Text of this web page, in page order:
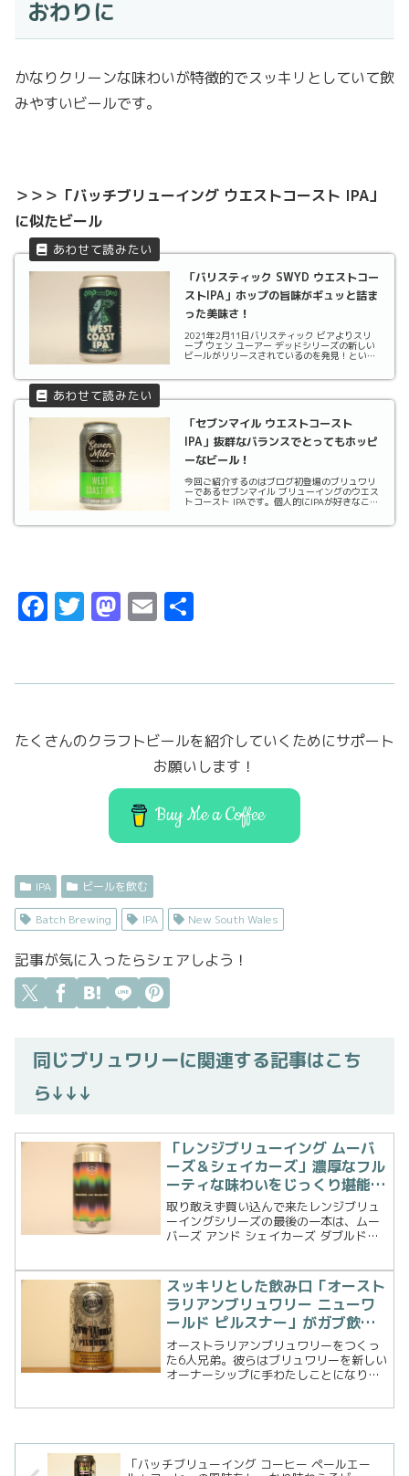
おわりに
かなりクリーンな味わいが特徴的でスッキリとしていて飲
みやすいビールです。
＞＞＞「バッチブリューイング ウエストコースト IPA」
に似たビール
「バリスティック SWYD ウエストコー
ストIPA」ホップの旨味がギュッと詰ま
った美味さ！
2021年2月11日バリスティック ビアよりスリ
ープ ウェン ユーアー デッドシリーズの新しい
ビールがリリースされているのを発見！という
「セブンマイル ウエストコースト
IPA」抜群なバランスでとってもホッピ
ーなビール！
今回ご紹介するのはブログ初登場のブリュワリ
ーであるセブンマイル ブリューイングのウエス
トコースト IPAです。個人的にIPAが好きなこと
同じようにIPA、しかもウエストコーストI...
F
e
o
T
t
M
o
o
n
E
l
たくさんのクラフトビールを紹介していくためにサポート
お願いします！
Buy Me a Coffee
IPA ビールを飲む
Batch Brewing IPA New South Wales
記事が気に入ったらシェアしよう！
同じブリュワリーに関連する記事はこち
ら↓↓↓
「レンジブリューイング ムーバ
ーズ＆シェイカーズ」濃厚なフル
ーティな味わいをじっくり堪能す
るビール！
取り敢えず買い込んで来たレンジブリュ
ーイングシリーズの最後の一本は、ムー
バーズ アンド シェイカーズ ダブルドラ
たちは、価格の高さもあってなかなか手
を出さないでいた...
スッキリとした飲み口「オースト
ラリアンブリュワリー ニューワ
ールド ピルスナー」がガブ飲み
必至！
オーストラリアンブリュワリーをつくっ
た6人兄弟。彼らはブリュワリーを新しい
オーナーシップに手わたしことになりま
で数々の賞を受賞してきたブリューチー
「バッチブリューイング コーヒー ペールエー